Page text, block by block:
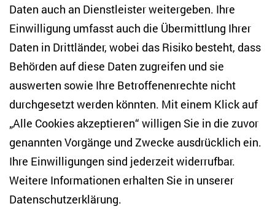
info(at)zois-berlin(dot)de
NEWSLETTER
E-Mail-Adresse eingeben*
Ich möchte regelmäßig über aktuelle Themen,
werden. Ich bin zudem damit einverstanden, dass meine
Interaktionen mit den Newslettern gemessen werden (z. B.
Öffnung der E-Mail, angeklickte Links), sodass das ZOiS den
Newsletter optimieren und weiterhin möglichst relevante
mit Wirkung für die Zukunft widerrufen (Abmeldelink in jeder
Daten auch an Dienstleister weitergeben. Ihre
Einwilligung umfasst auch die Übermittlung Ihrer
Daten in Drittländer, wobei das Risiko besteht, dass
Behörden auf diese Daten zugreifen und sie
auswerten sowie Ihre Betroffenenrechte nicht
durchgesetzt werden könnten. Mit einem Klick auf
„Alle Cookies akzeptieren“ willigen Sie in die zuvor
genannten Vorgänge und Zwecke ausdrücklich ein.
Ihre Einwilligungen sind jederzeit widerrufbar.
Weitere Informationen erhalten Sie in unserer
Datenschutzerklärung.